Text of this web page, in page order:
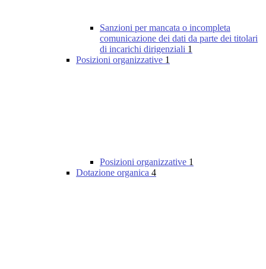
Sanzioni per mancata o incompleta
comunicazione dei dati da parte dei titolari
di incarichi dirigenziali 1
Posizioni organizzative 1
Posizioni organizzative 1
Dotazione organica 4